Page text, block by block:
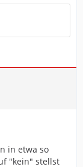
in etwa so
"kein" stellst